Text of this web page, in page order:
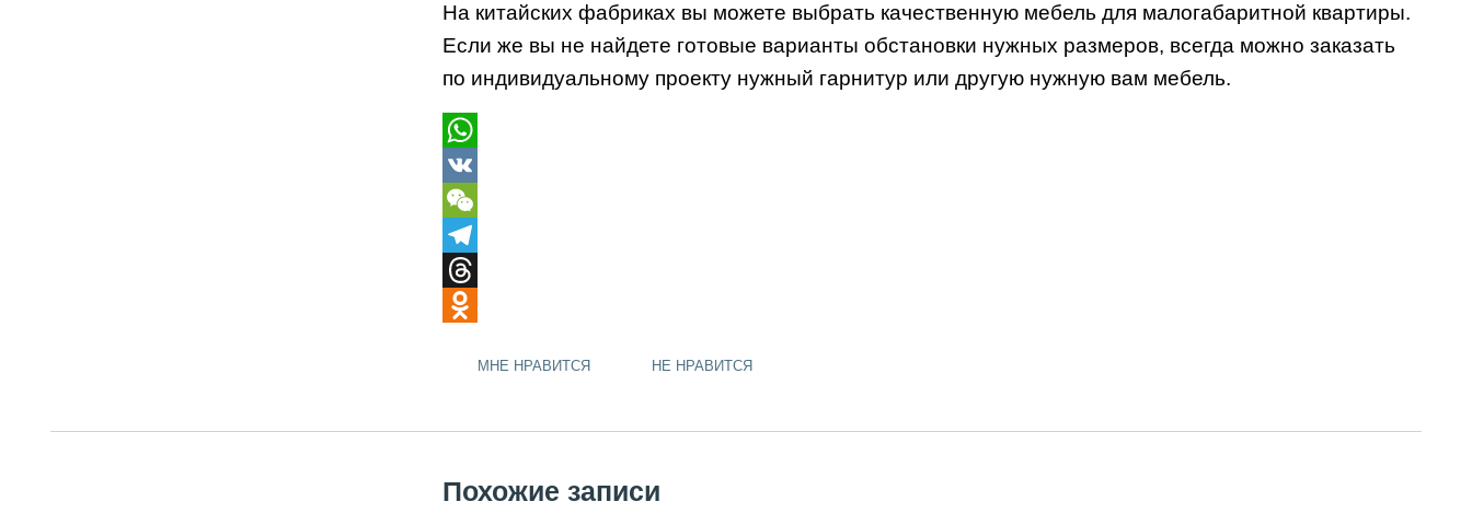
На китайских фабриках вы можете выбрать качественную мебель для малогабаритной квартиры.
Если же вы не найдете готовые варианты обстановки нужных размеров, всегда можно заказать
по индивидуальному проекту нужный гарнитур или другую нужную вам мебель.
WhatsApp
VK
WeChat
Telegram
Threads
МНЕ НРАВИТСЯ НЕ НРАВИТСЯ
Похожие записи